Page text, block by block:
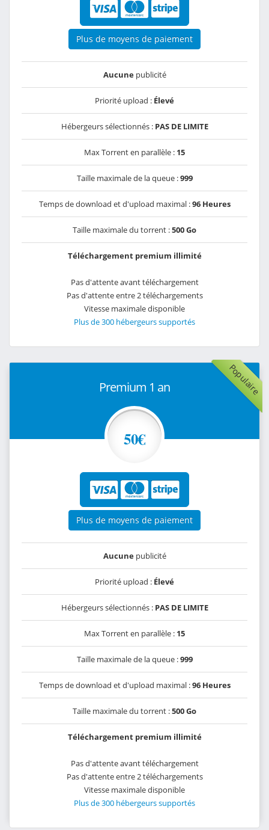
Plus de moyens de paiement
Aucunepublicité
Priorité upload : Élevé
Hébergeurs sélectionnés : PAS DE LIMITE
Max Torrent en parallèle : 15
Taille maximale de la queue :999
Temps de download et d'upload maximal :96 Heures
Taille maximale du torrent :500 Go
Téléchargement premium illimité
Pas d'attente avant téléchargement
Pas d'attente entre 2 téléchargements
Vitesse maximale disponible
Plus de 300 hébergeurs supportés
Populaire
Premium 1 an
50€
Plus de moyens de paiement
Aucunepublicité
Priorité upload : Élevé
Hébergeurs sélectionnés : PAS DE LIMITE
Max Torrent en parallèle : 15
Taille maximale de la queue :999
Temps de download et d'upload maximal :96 Heures
Taille maximale du torrent :500 Go
Téléchargement premium illimité
Pas d'attente avant téléchargement
Pas d'attente entre 2 téléchargements
Vitesse maximale disponible
Plus de 300 hébergeurs supportés